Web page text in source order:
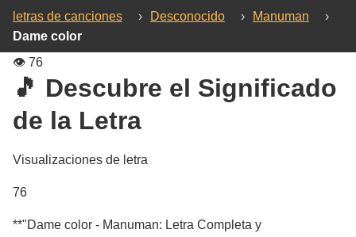
letras de canciones › Desconocido › Manuman
›
Dame color
👁️ 76
🎵 Descubre el Significado
de la Letra
Visualizaciones de letra
76
**"Dame color - Manuman: Letra Completa y